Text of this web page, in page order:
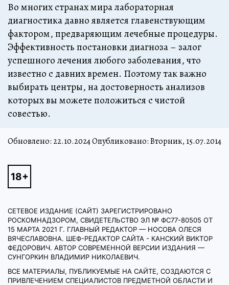
Во многих странах мира лабораторная
диагностика давно является главенствующим
фактором, предваряющим лечебные процедуры.
Эффективность постановки диагноза – залог
успешного лечения любого заболевания, что
известно с давних времен. Поэтому так важно
выбирать центры, на достоверность анализов
которых вы можете положиться с чистой
совестью.
Обновлено: 22.10.2024Опубликовано: Вторник, 15.07.2014
СЕТЕВОЕ ИЗДАНИЕ (САЙТ) ЗАРЕГИСТРИРОВАНО
РОСКОМНАДЗОРОМ, СВИДЕТЕЛЬСТВО ЭЛ № ФС77-80505 ОТ
15 МАРТА 2021 Г. ГЛАВНЫЙ РЕДАКТОР — НОСОВА ОЛЕСЯ
ВЯЧЕСЛАВОВНА. ШЕФ-РЕДАКТОР САЙТА - КАНСКИЙ ВИКТОР
ФЕДОРОВИЧ. АВТОР СОВРЕМЕННОЙ ВЕРСИИ ИЗДАНИЯ —
СУНГОРКИН ВЛАДИМИР НИКОЛАЕВИЧ.
ВСЕ МАТЕРИАЛЫ, ПУБЛИКУЕМЫЕ НА САЙТЕ, СОЗДАЮТСЯ С
ПРИВЛЕЧЕНИЕМ СПЕЦИАЛИСТОВ ПРЕДМЕТНОЙ ОБЛАСТИ И